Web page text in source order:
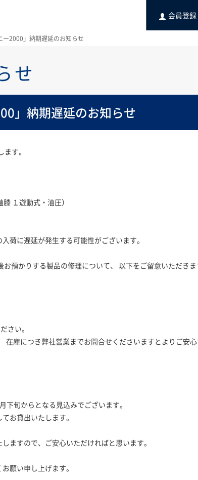
会員登録
ー2000」納期遅延のお知らせ
せ
」納期遅延のお知らせ
す。
１遊動式・油圧）
荷に遅延が発生する可能性がございます。
預かりする製品の修理について、 以下をご留意いただき
さい。
庫につき弊社営業までお問合せくださいますとよりご安
旬からとなる見込みでございます。
お貸出いたします。
ますので、ご安心いただければと思います。
願い申し上げます。